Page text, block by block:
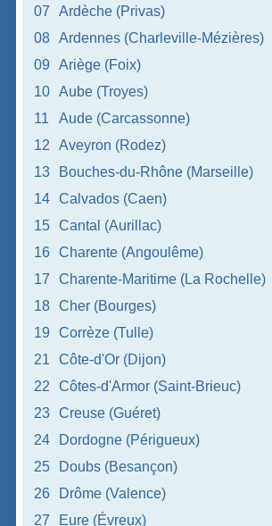
07
Ardèche (Privas)
08
Ardennes (Charleville-Mézières)
09
Ariège (Foix)
10
Aube (Troyes)
11
Aude (Carcassonne)
12
Aveyron (Rodez)
13
Bouches-du-Rhône (Marseille)
14
Calvados (Caen)
15
Cantal (Aurillac)
16
Charente (Angoulême)
17
Charente-Maritime (La Rochelle)
18
Cher (Bourges)
19
Corrèze (Tulle)
21
Côte-d'Or (Dijon)
22
Côtes-d'Armor (Saint-Brieuc)
23
Creuse (Guéret)
24
Dordogne (Périgueux)
25
Doubs (Besançon)
26
Drôme (Valence)
27
Eure (Évreux)